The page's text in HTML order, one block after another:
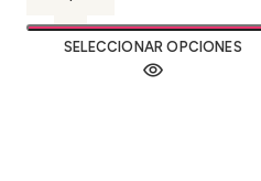
SELECCIONAR OPCIONES